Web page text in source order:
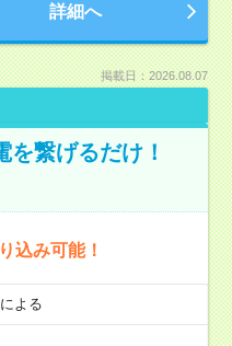
詳細へ
掲載日：2026.08.07
繋げるだけ！
込み可能！
よる